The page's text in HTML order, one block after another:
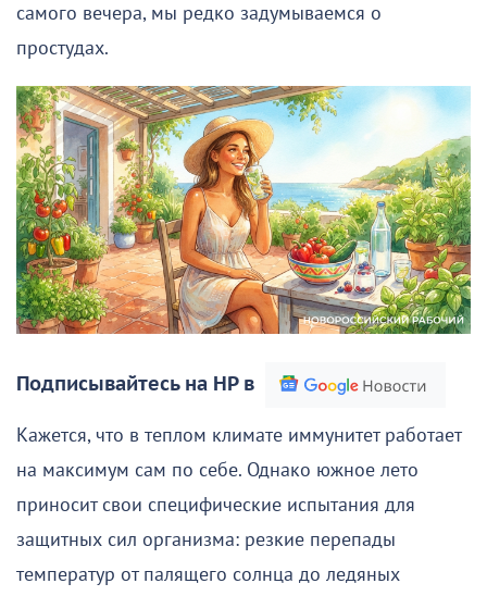
самого вечера, мы редко задумываемся о
простудах.
Подписывайтесь на НР в
Кажется, что в теплом климате иммунитет работает
на максимум сам по себе. Однако южное лето
приносит свои специфические испытания для
защитных сил организма: резкие перепады
температур от палящего солнца до ледяных